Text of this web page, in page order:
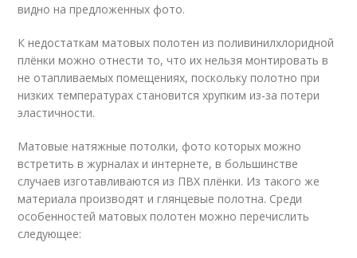
видно на предложенных фото.
К недостаткам матовых полотен из поливинилхлоридной
плёнки можно отнести то, что их нельзя монтировать в
не отапливаемых помещениях, поскольку полотно при
низких температурах становится хрупким из-за потери
эластичности.
Матовые натяжные потолки, фото которых можно
встретить в журналах и интернете, в большинстве
случаев изготавливаются из ПВХ плёнки. Из такого же
материала производят и глянцевые полотна. Среди
особенностей матовых полотен можно перечислить
следующее: